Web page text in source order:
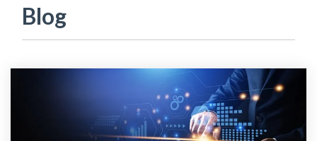
Blog